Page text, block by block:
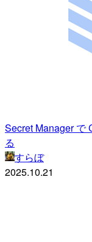
Secret Manager で
る
すらぼ
2025.10.21